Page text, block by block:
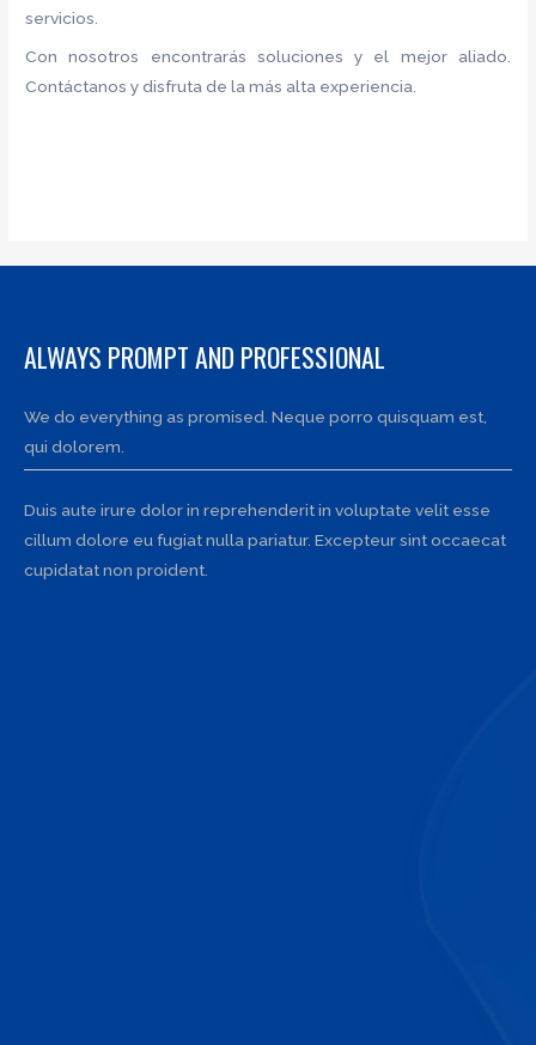
servicios.
Con nosotros encontrarás soluciones y el mejor aliado.
Contáctanos y disfruta de la más alta experiencia.
ALWAYS PROMPT AND PROFESSIONAL
We do everything as promised. Neque porro quisquam est,
qui dolorem.
Duis aute irure dolor in reprehenderit in voluptate velit esse
cillum dolore eu fugiat nulla pariatur. Excepteur sint occaecat
cupidatat non proident.